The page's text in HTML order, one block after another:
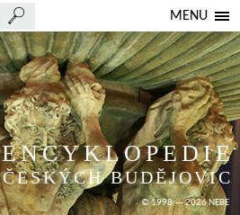
MENU
ENCYKLOPEDIE
ČESKÝCH BUDĚJOVIC
© 1998 — 2026 NEBE